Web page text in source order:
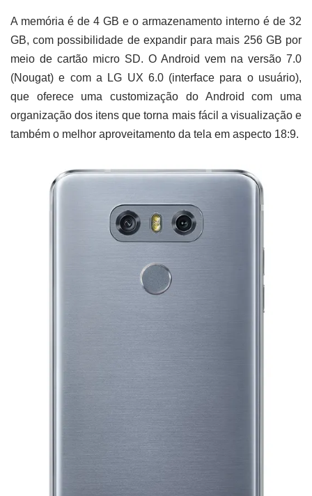
A memória é de 4 GB e o armazenamento interno é de 32
GB, com possibilidade de expandir para mais 256 GB por
meio de cartão micro SD. O Android vem na versão 7.0
(Nougat) e com a LG UX 6.0 (interface para o usuário),
que oferece uma customização do Android com uma
organização dos itens que torna mais fácil a visualização e
também o melhor aproveitamento da tela em aspecto 18:9.